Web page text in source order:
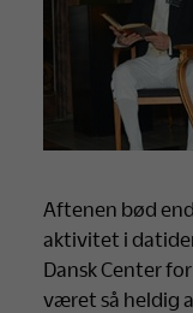
Aftenen bød
aktivitet i
Dansk Center
været så heldig